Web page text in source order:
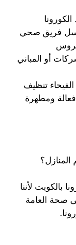
فريق صحي
أو المباني
تنظيف
فعالة ومطهرة
لأننا
صحة العامة